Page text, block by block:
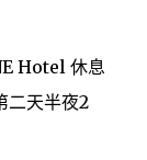
Hotel 休息
二天半夜2